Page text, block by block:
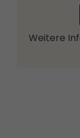
Weitere